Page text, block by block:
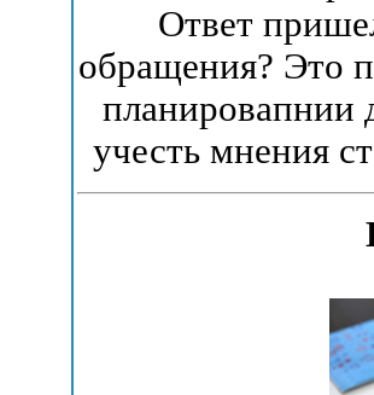
Ответ
обращения? Это
планировапнии
учесть мнения